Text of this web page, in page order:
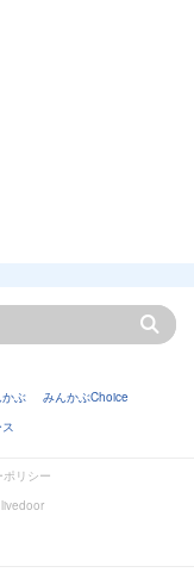
ぶ
みんかぶChoice
ポリシー
livedoor